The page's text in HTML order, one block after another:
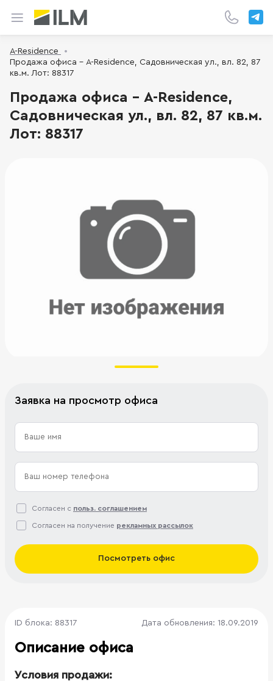
A-Residence
Продажа офиса - A-Residence, Садовническая ул., вл. 82, 87
кв.м. Лот: 88317
Продажа офиса - A-Residence,
Садовническая ул., вл. 82, 87 кв.м.
Лот: 88317
Заявка на просмотр офиса
Согласен с польз. соглашением
Согласен на получение рекламных рассылок
Посмотреть офис
ID блока: 88317 Дата обновления: 18.09.2019
Описание офиса
Условия продажи: